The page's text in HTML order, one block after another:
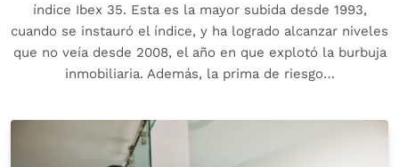
índice Ibex 35. Esta es la mayor subida desde 1993,
cuando se instauró el índice, y ha logrado alcanzar niveles
que no veía desde 2008, el año en que explotó la burbuja
inmobiliaria. Además, la prima de riesgo…